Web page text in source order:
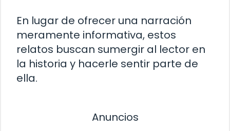
En lugar de ofrecer una narración
meramente informativa, estos
relatos buscan sumergir al lector en
la historia y hacerle sentir parte de
ella.
Anuncios